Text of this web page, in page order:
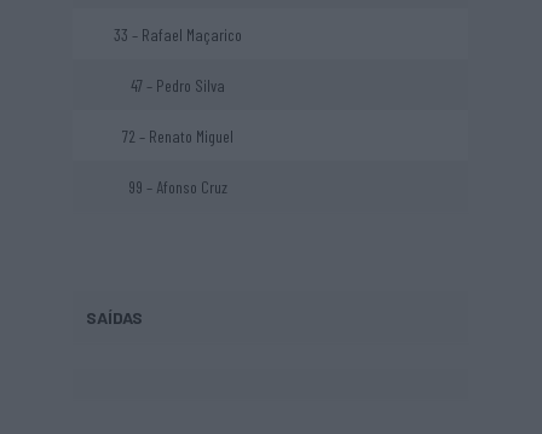
33 – Rafael Maçarico
47 – Pedro Silva
72 – Renato Miguel
99 – Afonso Cruz
SAÍDAS